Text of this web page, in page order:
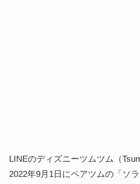
LINEのディズニーツムツム（
2022年9月1日にペアツムの「ソ